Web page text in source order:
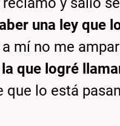
una ley que
mí no me
que logré
lo está